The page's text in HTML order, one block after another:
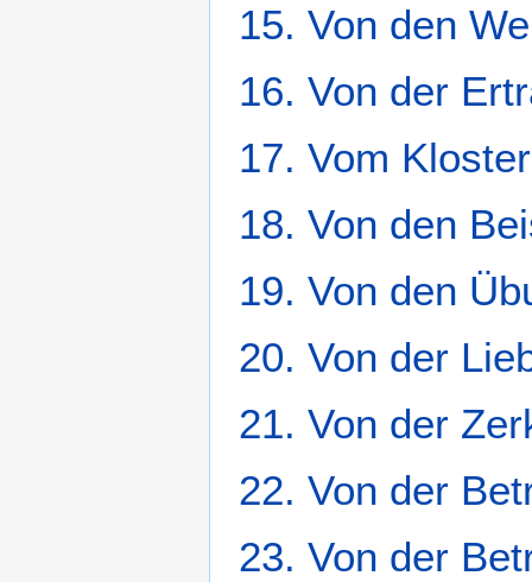
15. Von den
16. Von der
17. Vom
18. Von den
19. Von den
20. Von der
21. Von der
22. Von der
23. Von der